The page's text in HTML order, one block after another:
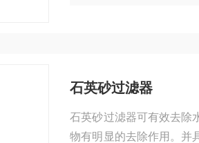
石英砂过滤器
石英砂过滤器可有效去除
物有明显的去除作用。并